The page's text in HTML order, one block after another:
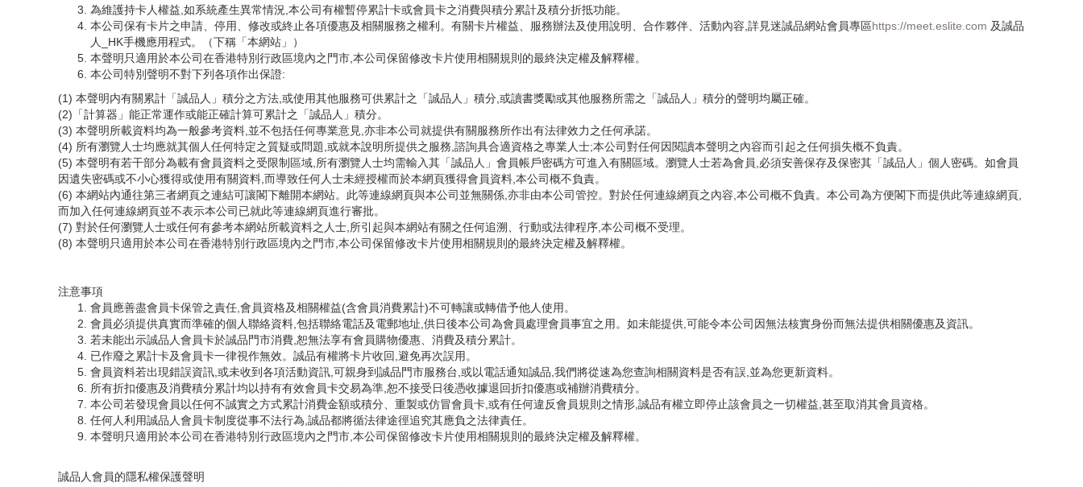
為維護持卡人權益,如系統產生異常情況,本公司有權暫停累計卡或會員卡之消費與積分累計及積分折抵功能。
本公司保有卡片之申請、停用、修改或終止各項優惠及相關服務之權利。有關卡片權益、服務辦法及使用說明、合作夥伴、活動內容,詳見迷誠品網站會員專區https://meet.eslite.com 及誠品
人_HK手機應用程式。（下稱「本網站」）
本聲明只適用於本公司在香港特別行政區境內之門市,本公司保留修改卡片使用相關規則的最終決定權及解釋權。
本公司特別聲明不對下列各項作出保證:
(1) 本聲明内有關累計「誠品人」積分之方法,或使用其他服務可供累計之「誠品人」積分,或讀書獎勵或其他服務所需之「誠品人」積分的聲明均屬正確。
(2)「計算器」能正常運作或能正確計算可累計之「誠品人」積分。
(3) 本聲明所載資料均為一般參考資料,並不包括任何專業意見,亦非本公司就提供有關服務所作出有法律效力之任何承諾。
(4) 所有瀏覽人士均應就其個人任何特定之質疑或問題,或就本說明所提供之服務,諮詢具合適資格之專業人士;本公司對任何因閱讀本聲明之內容而引起之任何損失概不負責。
(5) 本聲明有若干部分為載有會員資料之受限制區域,所有瀏覽人士均需輸入其「誠品人」會員帳戶密碼方可進入有關區域。瀏覽人士若為會員,必須安善保存及保密其「誠品人」個人密碼。如會員
因遺失密碼或不小心獲得或使用有關資料,而導致任何人士未經授權而於本網頁獲得會員資料,本公司概不負責。
(6) 本網站內通往第三者網頁之連結可讓閣下離開本網站。此等連線網頁與本公司並無關係,亦非由本公司管控。對於任何連線網頁之內容,本公司概不負責。本公司為方便閣下而提供此等連線網頁,
而加入任何連線網頁並不表示本公司已就此等連線網頁進行審批。
(7) 對於任何瀏覽人士或任何有參考本網站所載資料之人士,所引起與本網站有關之任何追溯、行動或法律程序,本公司概不受理。
(8) 本聲明只適用於本公司在香港特別行政區境內之門市,本公司保留修改卡片使用相關規則的最終決定權及解釋權。
注意事項
會員應善盡會員卡保管之責任,會員資格及相關權益(含會員消費累計)不可轉讓或轉借予他人使用。
會員必須提供真實而準確的個人聯絡資料,包括聯絡電話及電郵地址,供日後本公司為會員處理會員事宜之用。如未能提供,可能令本公司因無法核實身份而無法提供相關優惠及資訊。
若未能出示誠品人會員卡於誠品門市消費,恕無法享有會員購物優惠、消費及積分累計。
已作廢之累計卡及會員卡一律視作無效。誠品有權將卡片收回,避免再次誤用。
會員資料若出現錯誤資訊,或未收到各項活動資訊,可親身到誠品門市服務台,或以電話通知誠品,我們將從速為您查詢相關資料是否有誤,並為您更新資料。
所有折扣優惠及消費積分累計均以持有有效會員卡交易為準,恕不接受日後憑收據退回折扣優惠或補辦消費積分。
本公司若發現會員以任何不誠實之方式累計消費金額或積分、重製或仿冒會員卡,或有任何違反會員規則之情形,誠品有權立即停止該會員之一切權益,甚至取消其會員資格。
任何人利用誠品人會員卡制度從事不法行為,誠品都將循法律途徑追究其應負之法律責任。
本聲明只適用於本公司在香港特別行政區境內之門市,本公司保留修改卡片使用相關規則的最終決定權及解釋權。
誠品人會員的隱私權保護聲明